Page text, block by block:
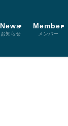
News
お知らせ
Member
メンバー